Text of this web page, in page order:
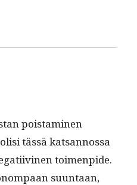
pois­t­a­mi­nen
tässä kat­san­nos­sa
toimen­pide.
suun­taan,